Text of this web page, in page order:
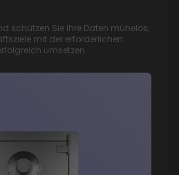
schützen Sie Ihre Daten mühelos,
mit der erforderlichen
umsetzen.